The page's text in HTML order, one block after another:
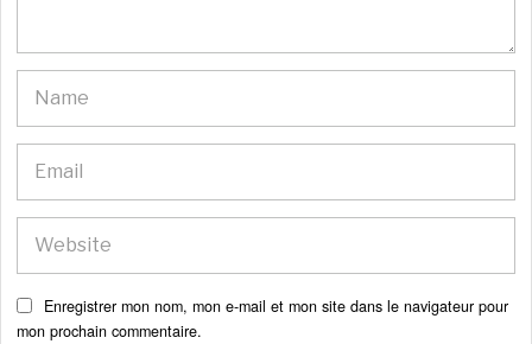
Enregistrer mon nom, mon e-mail et mon site dans le navigateur pour
mon prochain commentaire.